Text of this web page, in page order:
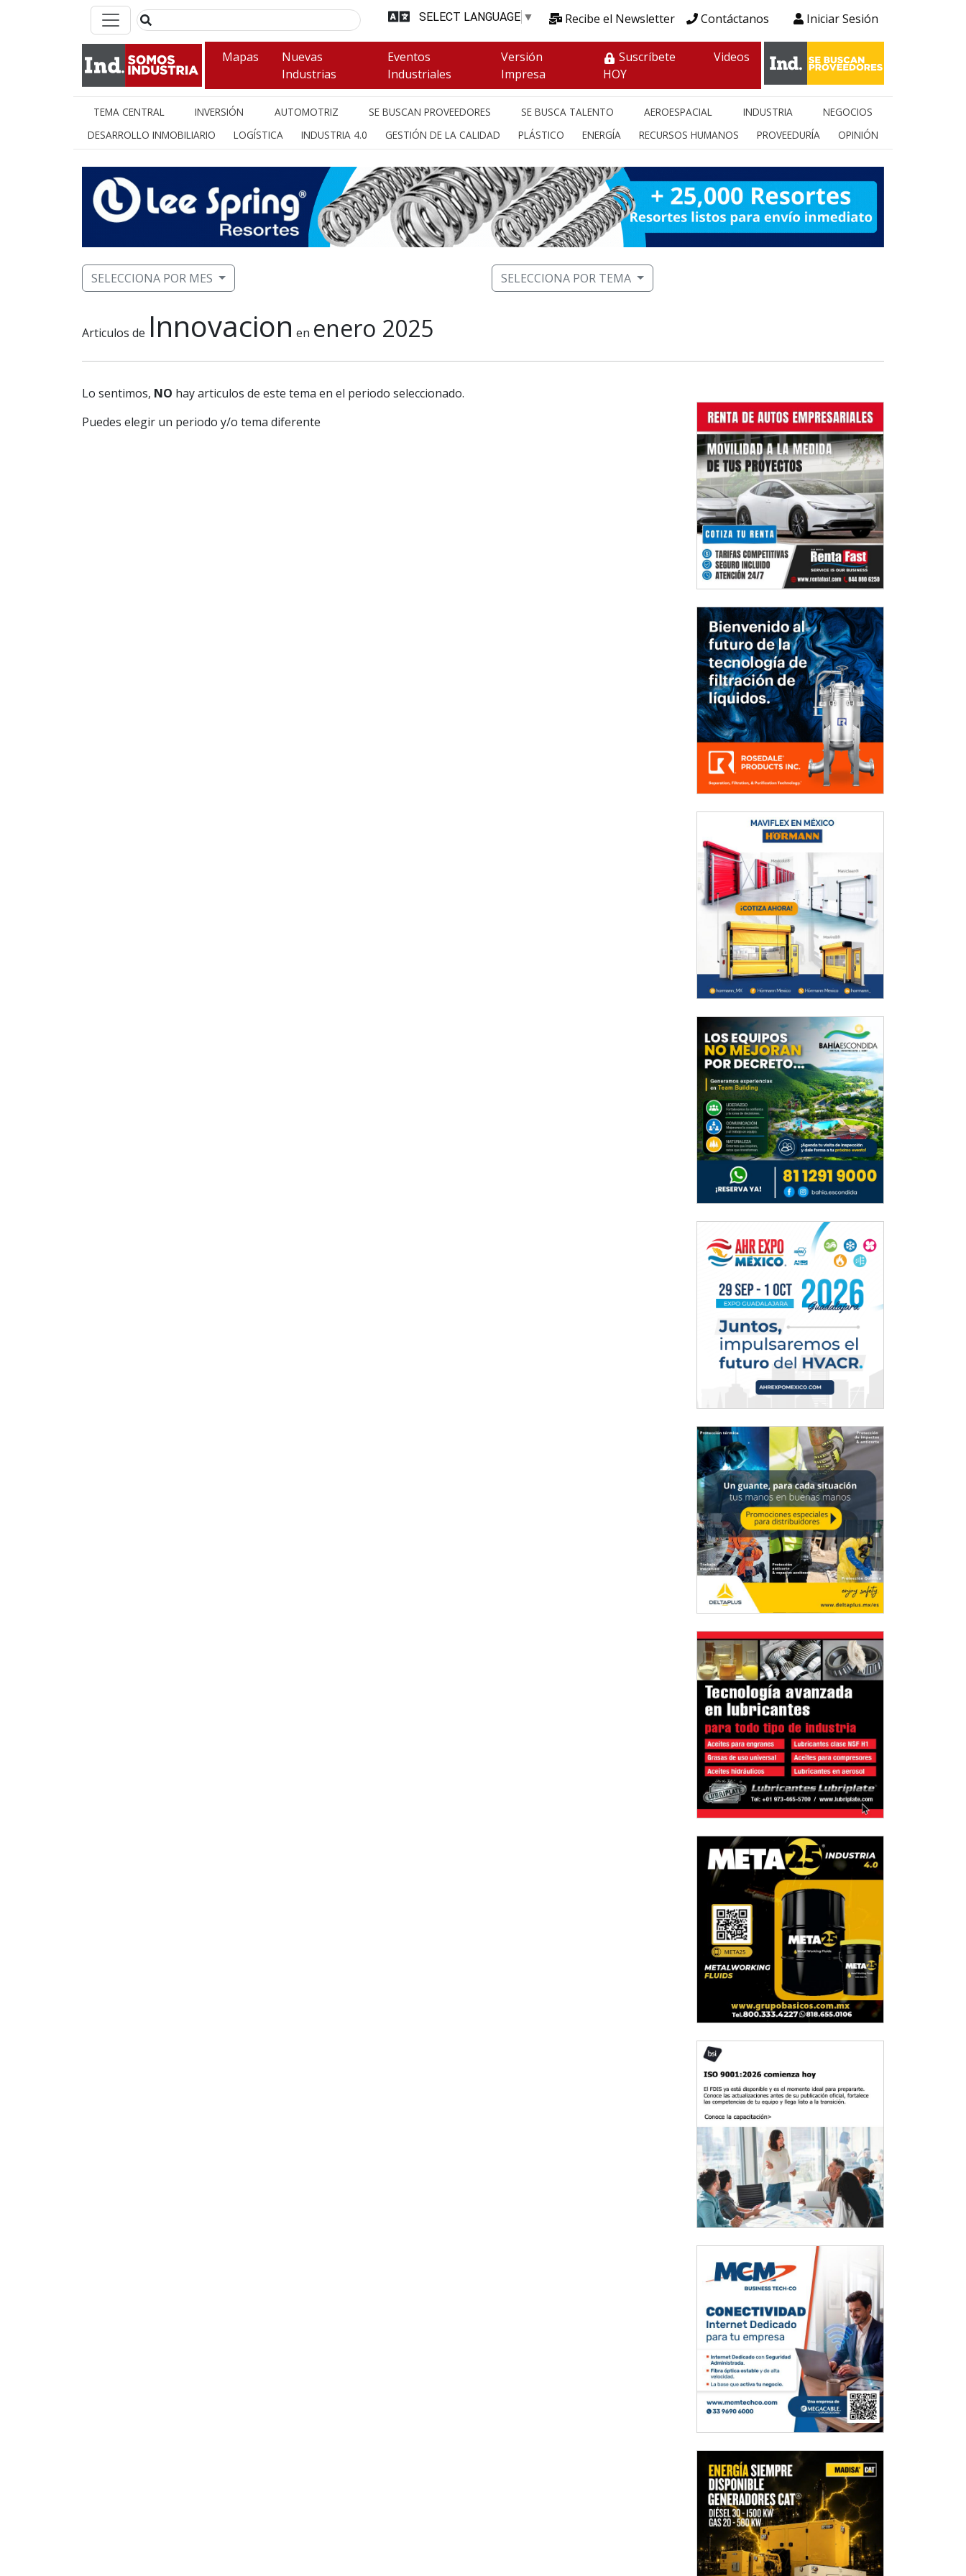
SELECT LANGUAGE ▼ Recibe el Newsletter Contáctanos Iniciar Sesión
Mapas
Nuevas
Industrias
Eventos
Industriales
Versión
Impresa
Suscríbete
HOY
Videos
TEMA CENTRAL INVERSIÓN AUTOMOTRIZ SE BUSCAN PROVEEDORES SE BUSCA TALENTO AEROESPACIAL INDUSTRIA
NEGOCIOS
DESARROLLO INMOBILIARIO
LOGÍSTICA INDUSTRIA 4.0 GESTIÓN DE LA CALIDAD PLÁSTICO ENERGÍA RECURSOS HUMANOS PROVEEDURÍA OPINIÓN
SELECCIONA POR MES SELECCIONA POR TEMA
Articulos de Innovacion en enero 2025
Lo sentimos, NO hay articulos de este tema en el periodo seleccionado.
Puedes elegir un periodo y/o tema diferente